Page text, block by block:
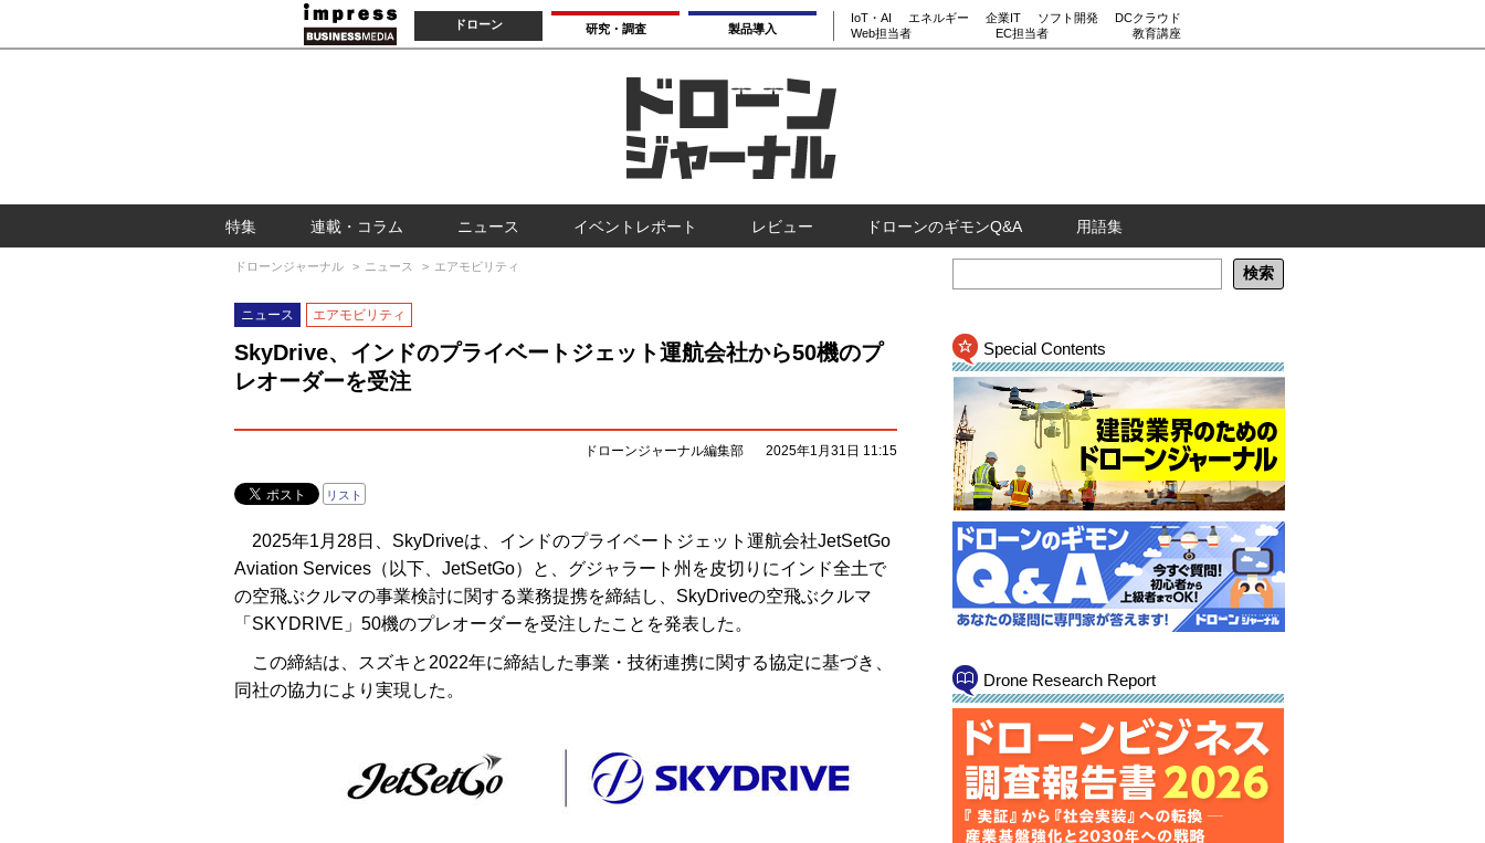
ドローン 研究・調査 製品導入
IoT・AI エネルギー 企業IT ソフト開発
DCクラウド
Web担当者
EC担当者 教育講座
特集 連載・コラム ニュース イベントレポート レビュー ドローンのギモンQ&A 用語集
ドローンジャーナル ニュース エアモビリティ
ニュース エアモビリティ
SkyDrive、インドのプライベートジェット運航会社から50機のプ
レオーダーを受注
ドローンジャーナル編集部 2025年1月31日 11:15
リスト
2025年1月28日、SkyDriveは、インドのプライベートジェット運航会社JetSetGo
Aviation Services（以下、JetSetGo）と、グジャラート州を皮切りにインド全土で
の空飛ぶクルマの事業検討に関する業務提携を締結し、SkyDriveの空飛ぶクルマ
「SKYDRIVE」50機のプレオーダーを受注したことを発表した。
この締結は、スズキと2022年に締結した事業・技術連携に関する協定に基づき、
同社の協力により実現した。
Special Contents
Drone Research Report